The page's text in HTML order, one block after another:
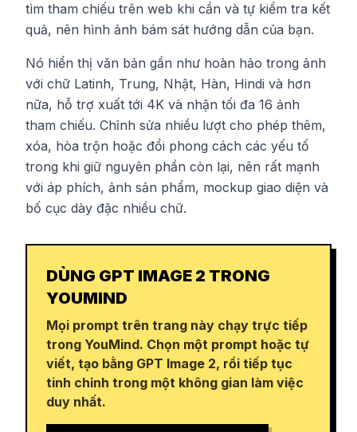
tìm tham chiếu trên web khi cần và tự kiểm tra kết
quả, nên hình ảnh bám sát hướng dẫn của bạn.
Nó hiển thị văn bản gần như hoàn hảo trong ảnh
với chữ Latinh, Trung, Nhật, Hàn, Hindi và hơn
nữa, hỗ trợ xuất tới 4K và nhận tối đa 16 ảnh
tham chiếu. Chỉnh sửa nhiều lượt cho phép thêm,
xóa, hòa trộn hoặc đổi phong cách các yếu tố
trong khi giữ nguyên phần còn lại, nên rất mạnh
với áp phích, ảnh sản phẩm, mockup giao diện và
bố cục dày đặc nhiều chữ.
DÙNG GPT IMAGE 2 TRONG
YOUMIND
Mọi prompt trên trang này chạy trực tiếp
trong YouMind. Chọn một prompt hoặc tự
viết, tạo bằng GPT Image 2, rồi tiếp tục
tinh chỉnh trong một không gian làm việc
duy nhất.